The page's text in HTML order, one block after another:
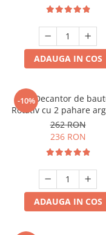
ADAUGA IN COS
-10%
Set Decantor de
Rotativ cu 2 pahare
262 RON
236 RON
ADAUGA IN COS